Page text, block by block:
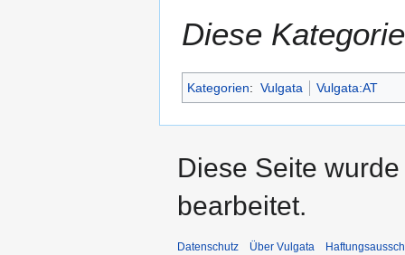
Diese
Kategorien: Vulgata Vulgata:AT
Diese Seite
bearbeitet.
Datenschutz Über Vulgata